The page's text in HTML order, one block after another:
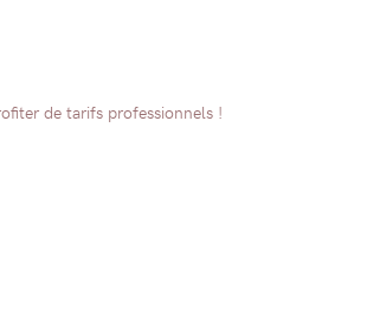
de tarifs professionnels !